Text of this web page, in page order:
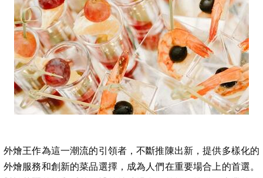
外燴王作為這一潮流的引領者，不斷推陳出新，提供多樣化的
外燴服務和創新的菜品選擇，成為人們在重要場合上的首選。